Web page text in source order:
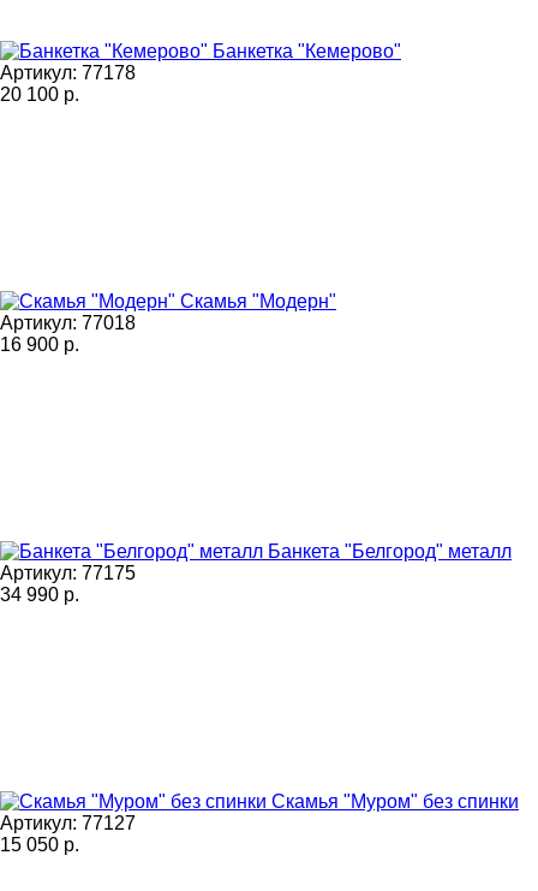
Банкетка "Кемерово"
Артикул: 77178
20 100 р.
Скамья "Модерн"
Артикул: 77018
16 900 р.
Банкета "Белгород" металл
Артикул: 77175
34 990 р.
Скамья "Муром" без спинки
Артикул: 77127
15 050 р.